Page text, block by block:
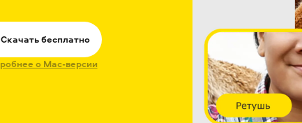
Скачать бесплатно
о Mac-версии